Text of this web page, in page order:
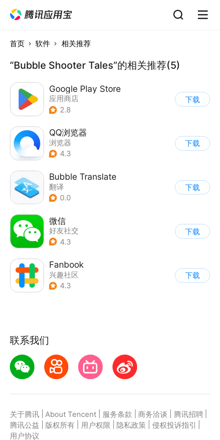
首页 软件 相关推荐
“Bubble Shooter Tales”的相关推荐(5)
Google Play Store
应用商店
2.8
下载
QQ浏览器
浏览器
4.3
下载
Bubble Translate
翻译
0.0
下载
微信
好友社交
4.3
下载
Fanbook
兴趣社区
4.3
下载
联系我们
关于腾讯 About Tencent 服务条款 商务洽谈 腾讯招聘
腾讯公益
版权所有 用户权限 隐私政策 侵权投诉指引
用户协议